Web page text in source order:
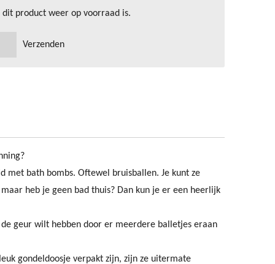
product weer op voorraad is.
Verzenden
met bath bombs. Oftewel bruisballen. Je kunt ze
heb je geen bad thuis? Dan kun je er een heerlijk
geur wilt hebben door er meerdere balletjes eraan
gondeldoosje verpakt zijn, zijn ze uitermate